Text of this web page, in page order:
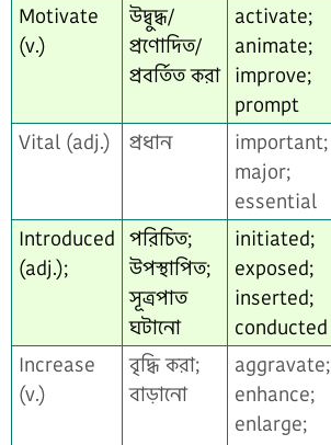
Motivate
(v.)
উদ্বুদ্ধ/
প্রণোদিত/
প্রবর্তিত করা
activate;
animate;
improve;
prompt
Vital (adj.) প্রধান
important;
major;
essential
Introduced
(adj.);
পরিচিত;
উপস্থাপিত;
সূত্রপাত
ঘটানো
initiated;
exposed;
inserted;
conducted
Increase
(v.)
বৃদ্ধি করা;
বাড়ানো
aggravate;
enhance;
enlarge;